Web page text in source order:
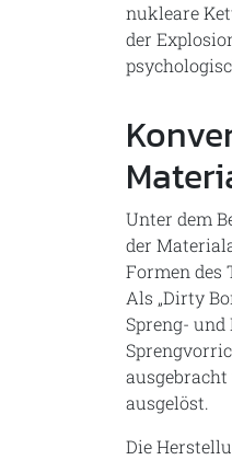
nukleare
der
Unter dem
der
Formen des
Als „Dirty
Spreng-
ausgelöst.
Die